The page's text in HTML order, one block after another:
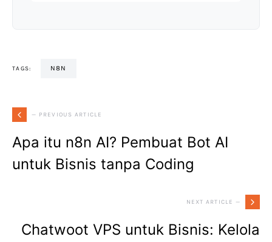
TAGS: N8N
— PREVIOUS ARTICLE
Apa itu n8n AI? Pembuat Bot AI
untuk Bisnis tanpa Coding
NEXT ARTICLE —
Chatwoot VPS untuk Bisnis: Kelola